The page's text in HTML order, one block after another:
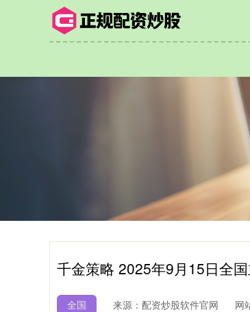
千金策略 2025年9月15日全
全国 来源：配资炒股软件官网 网